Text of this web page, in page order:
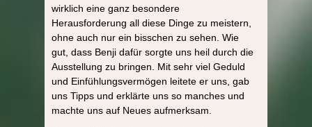
wirklich eine ganz besondere
Herausforderung all diese Dinge zu meistern,
ohne auch nur ein bisschen zu sehen. Wie
gut, dass Benji dafür sorgte uns heil durch die
Ausstellung zu bringen. Mit sehr viel Geduld
und Einfühlungsvermögen leitete er uns, gab
uns Tipps und erklärte uns so manches und
machte uns auf Neues aufmerksam.